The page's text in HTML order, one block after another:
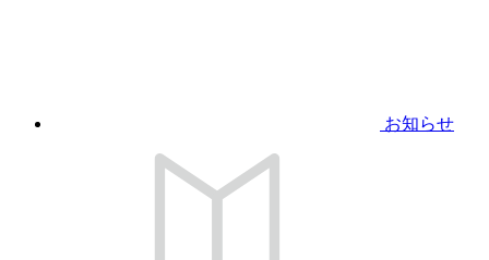
お知らせ